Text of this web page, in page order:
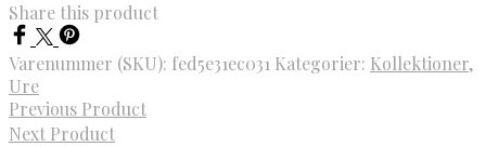
Share this product
Varenummer (SKU): fed5e31ec031 Kategorier: Kollektioner,
Ure
Previous Product
Next Product